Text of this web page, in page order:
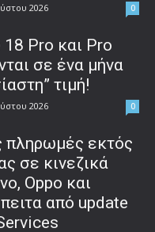
2026 0
Pro και Pro
σε ένα μήνα
τιμή!
2026 0
πληρωμές εκτός
σε κινεζικά
Oppo και
από update